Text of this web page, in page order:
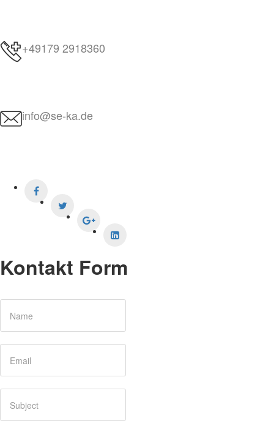
+49179 2918360
info@se-ka.de
Kontakt Form